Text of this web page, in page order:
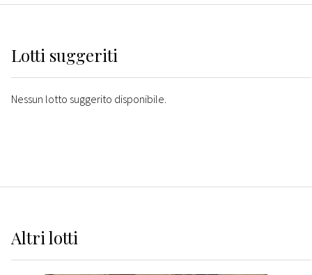
Lotti suggeriti
Nessun lotto suggerito disponibile.
Altrilotti